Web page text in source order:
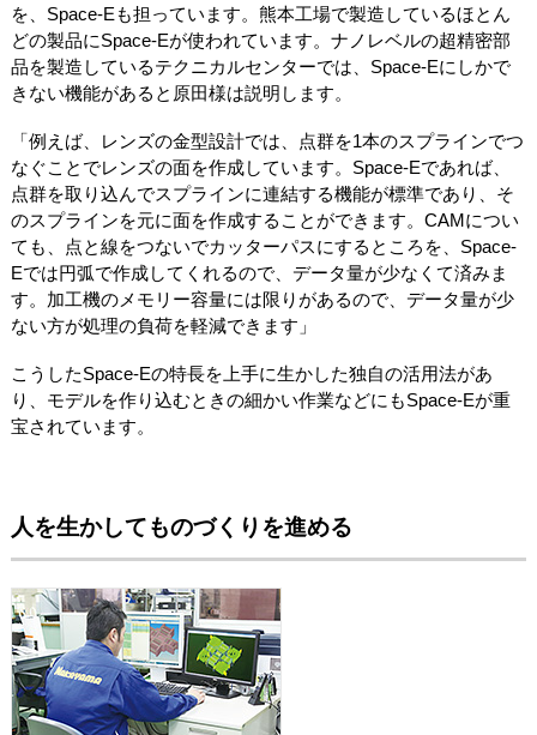
を、Space-Eも担っています。熊本工場で製造しているほとん
どの製品にSpace-Eが使われています。ナノレベルの超精密部
品を製造しているテクニカルセンターでは、Space-Eにしかで
きない機能があると原田様は説明します。
「例えば、レンズの金型設計では、点群を1本のスプラインでつ
なぐことでレンズの面を作成しています。Space-Eであれば、
点群を取り込んでスプラインに連結する機能が標準であり、そ
のスプラインを元に面を作成することができます。CAMについ
ても、点と線をつないでカッターパスにするところを、Space-
Eでは円弧で作成してくれるので、データ量が少なくて済みま
す。加工機のメモリー容量には限りがあるので、データ量が少
ない方が処理の負荷を軽減できます」
こうしたSpace-Eの特長を上手に生かした独自の活用法があ
り、モデルを作り込むときの細かい作業などにもSpace-Eが重
宝されています。
人を生かしてものづくりを進める